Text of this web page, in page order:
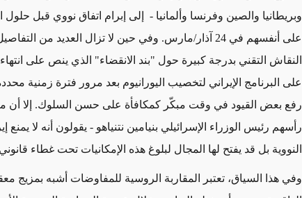
وبريطانيا والصين وفرنسا وألمانيا - إلى إبرام اتفاق نووي قبل
على أنفسهم في 24 آذار/مارس. وفي حين لا تزال العديد من
النقاش التقني بدرجة كبيرة حول "بند الانقضاء" الذي ينص على
على البرنامج الإيراني لتخصيب اليورانيوم بعد مرور فترة زمنية
رفع بعض القيود في وقت مبكّر كمكافأة على حسن السلوك. إلا أن
رأسهم رئيس الوزراء الإسرائيلي بنيامين نتنياهو - يقولون أنه لا يمنع
النووية بل قد يفتح لها المجال لبلوغ هذه الإمكانيات تحت غطاء
وفي هذا السياق، تعتبر المقاربة الروسية للمفاوضات أشبه بمزيج